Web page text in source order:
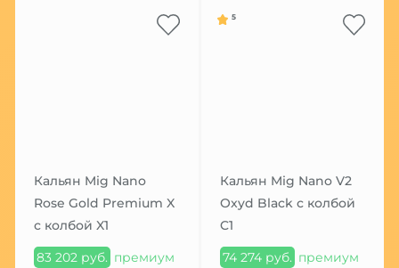
Кальян Mig Nano
Rose Gold Premium X
с колбой X1
83 202 руб. премиум
5
Кальян Mig Nano V2
Oxyd Black с колбой
C1
74 274 руб. премиум